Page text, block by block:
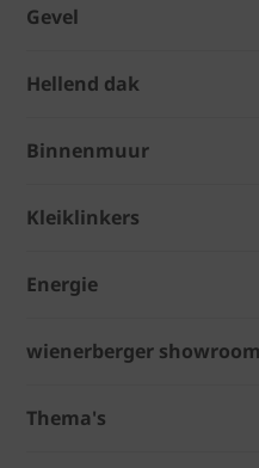
Gevel
Hellend dak
Binnenmuur
Kleiklinkers
Energie
wienerberger
Thema's